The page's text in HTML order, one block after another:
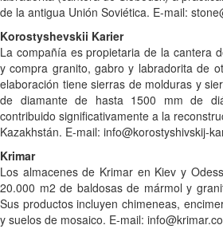
de la antigua Unión Soviética. E-mail:
Korostyshevskii Karier
La compañía es propietaria de la cantera
y compra granito, gabro y labradorita de
elaboración tiene sierras de molduras y
de diamante de hasta 1500 mm de
contribuido significativamente a la
Kazakhstán. E-mail: info@korostyshivskij-
Krimar
Los almacenes de Krimar en Kiev y
20.000 m2 de baldosas de mármol y
Sus productos incluyen chimeneas,
y suelos de mosaico. E-mail: